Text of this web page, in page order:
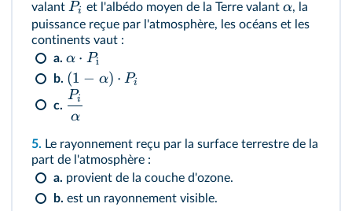
valant Pi et l'albédo moyen de la Terre valant α, la
puissance reçue par l'atmosphère, les océans et les
continents vaut :
a. α ⋅ Pi
b. (1 − α) ⋅ Pi
c.
α
Pi
5. Le rayonnement reçu par la surface terrestre de la
part de l'atmosphère :
a. provient de la couche d'ozone.
b. est un rayonnement visible.